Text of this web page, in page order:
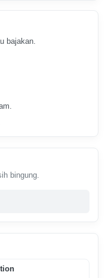
bajakan.
bingung.